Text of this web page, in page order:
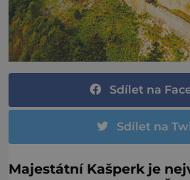
Sdílet na
Sdílet na
Majestátní Kašperk je